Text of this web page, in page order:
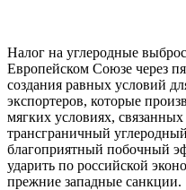
Налог на углеродные
Европейском Союзе через
создания равных условий
экспортеров, которые
мягких условиях,
трансграничный
благоприятный побочный
ударить по российской
прежние западные санкции.